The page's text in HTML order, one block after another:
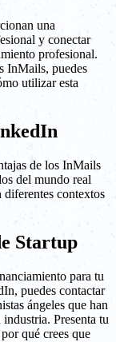
una
y conectar
profesional.
InMails, puedes
utilizar esta
de los InMails
del mundo real
diferentes contextos
Startup
para tu
puedes contactar
ángeles que han
Presenta tu
qué crees que